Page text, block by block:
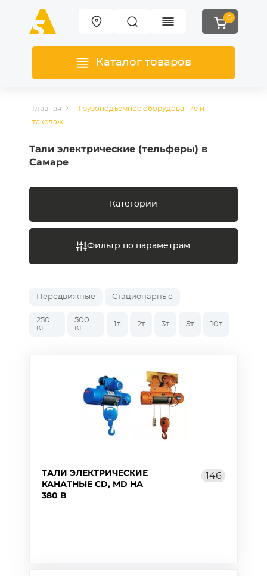
0
Каталог товаров
Главная
Грузоподъемное оборудование и
такелаж
Тали электрические (тельферы) в
Самаре
Категории
Фильтр по параметрам:
Передвижные Стационарные
250
кг
500
кг
1т 2т 3т 5т 10т
ТАЛИ ЭЛЕКТРИЧЕСКИЕ
КАНАТНЫЕ CD, MD НА
380 В
146